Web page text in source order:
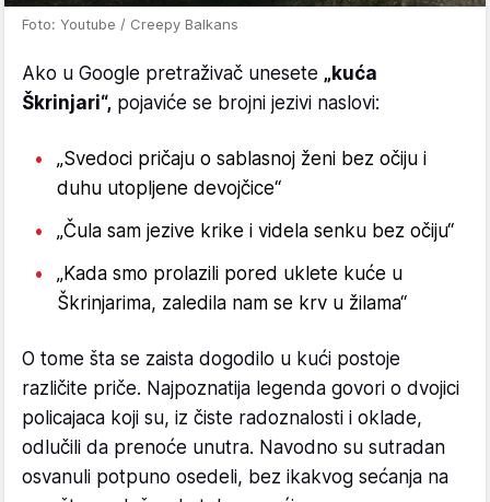
Foto: Youtube / Creepy Balkans
Ako u Google pretraživač unesete „kuća
Škrinjari“, pojaviće se brojni jezivi naslovi:
„Svedoci pričaju o sablasnoj ženi bez očiju i
duhu utopljene devojčice“
„Čula sam jezive krike i videla senku bez očiju“
„Kada smo prolazili pored uklete kuće u
Škrinjarima, zaledila nam se krv u žilama“
O tome šta se zaista dogodilo u kući postoje
različite priče. Najpoznatija legenda govori o dvojici
policajaca koji su, iz čiste radoznalosti i oklade,
odlučili da prenoće unutra. Navodno su sutradan
osvanuli potpuno osedeli, bez ikakvog sećanja na